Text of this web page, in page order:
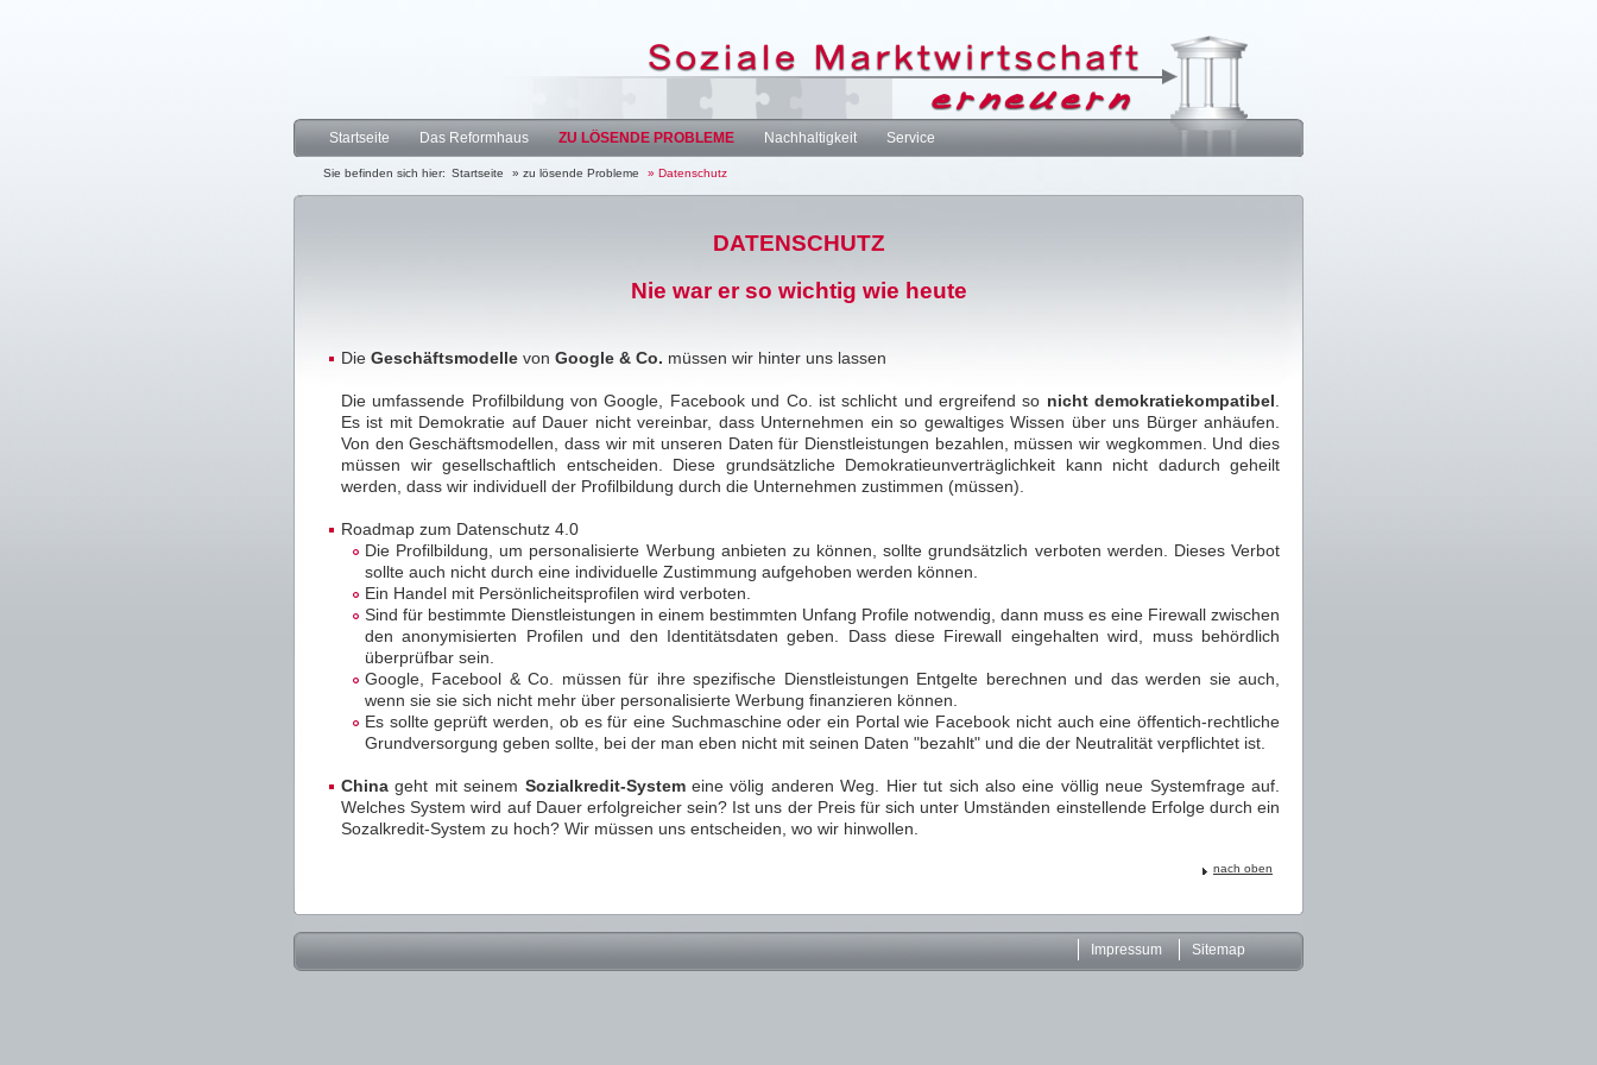
Startseite Das Reformhaus ZU LÖSENDE PROBLEME Nachhaltigkeit Service
Sie befinden sich hier: Startseite » zu lösende Probleme » Datenschutz
DATENSCHUTZ
Nie war er so wichtig wie heute
Die Geschäftsmodelle von Google & Co. müssen wir hinter uns lassen
Die umfassende Profilbildung von Google, Facebook und Co. ist schlicht und ergreifend so nicht demokratiekompatibel
Es ist mit Demokratie auf Dauer nicht vereinbar, dass Unternehmen ein so gewaltiges Wissen über uns Bürger anhäufen.
Von den Geschäftsmodellen, dass wir mit unseren Daten für Dienstleistungen bezahlen, müssen wir wegkommen. Und dies
müssen wir gesellschaftlich entscheiden. Diese grundsätzliche Demokratieunverträglichkeit kann nicht dadurch geheilt
werden, dass wir individuell der Profilbildung durch die Unternehmen zustimmen (müssen).
Roadmap zum Datenschutz 4.0
Die Profilbildung, um personalisierte Werbung anbieten zu können, sollte grundsätzlich verboten werden. Dieses Verbot
sollte auch nicht durch eine individuelle Zustimmung aufgehoben werden können.
Ein Handel mit Persönlicheitsprofilen wird verboten.
Sind für bestimmte Dienstleistungen in einem bestimmten Unfang Profile notwendig, dann muss es eine Firewall zwischen
den anonymisierten Profilen und den Identitätsdaten geben. Dass diese Firewall eingehalten wird, muss behördlich
überprüfbar sein.
Google, Facebool & Co. müssen für ihre spezifische Dienstleistungen Entgelte berechnen und das werden sie auch,
wenn sie sie sich nicht mehr über personalisierte Werbung finanzieren können.
Es sollte geprüft werden, ob es für eine Suchmaschine oder ein Portal wie Facebook nicht auch eine öffentich-rechtliche
Grundversorgung geben sollte, bei der man eben nicht mit seinen Daten "bezahlt" und die der Neutralität verpflichtet ist.
China geht mit seinem Sozialkredit-Systemeine völig anderen Weg. Hier tut sich also eine völlig neue Systemfrage auf.
Welches System wird auf Dauer erfolgreicher sein? Ist uns der Preis für sich unter Umständen einstellende Erfolge durch ein
Sozalkredit-System zu hoch? Wir müssen uns entscheiden, wo wir hinwollen.
nach oben
Impressum Sitemap